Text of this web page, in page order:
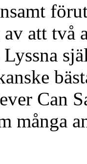
av att två
Lyssna
Can
många